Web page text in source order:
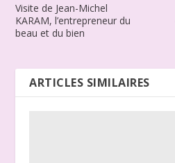
Visite de Jean-Michel
KARAM, l’entrepreneur du
beau et du bien
ARTICLES SIMILAIRES